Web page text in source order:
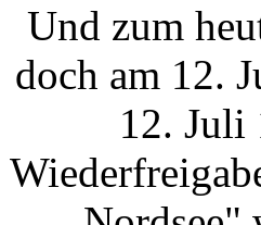
Und zum
doch am 12.
12. Juli